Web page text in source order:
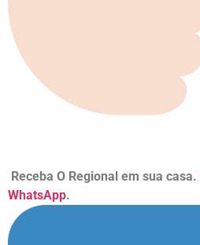
Receba O Regional em sua casa.
WhatsApp.